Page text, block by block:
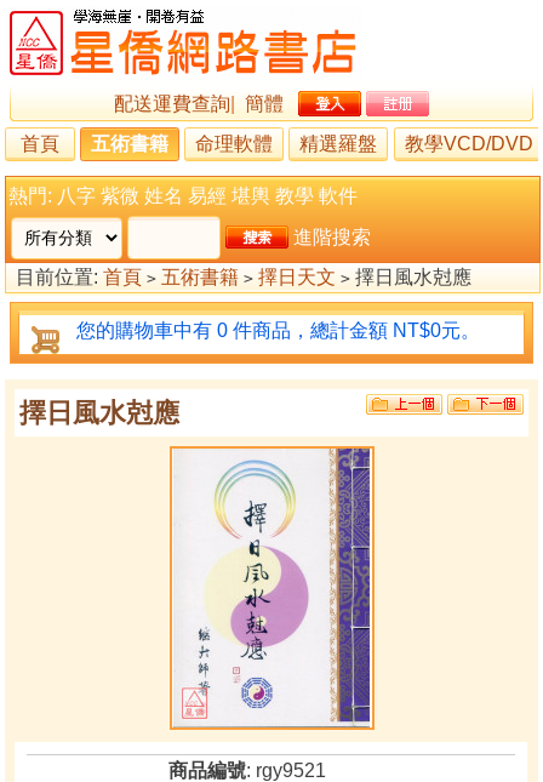
配送運費查詢
簡體
首頁
五術書籍 命理軟體 精選羅盤 教學VCD/DVD
熱門: 八字 紫微 姓名 易經 堪輿 教學 軟件
進階搜索
目前位置: 首頁 > 五術書籍 > 擇日天文 > 擇日風水尅應
您的購物車中有 0 件商品，總計金額 NT$0元。
擇日風水尅應
商品編號: rgy9521